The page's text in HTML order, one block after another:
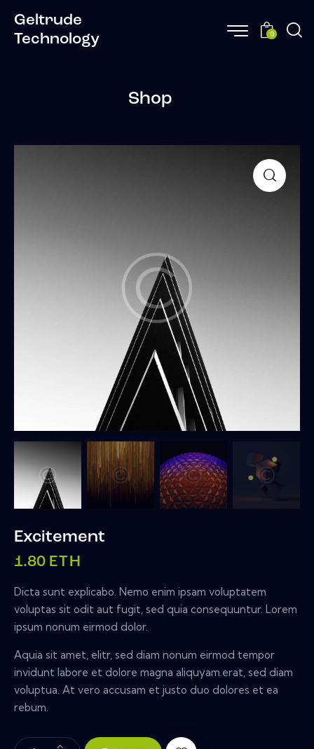
Geltrude
Technology
0
Shop
Excitement
1.80 ETH
Dicta sunt explicabo. Nemo enim ipsam voluptatem
voluptas sit odit aut fugit, sed quia consequuntur. Lorem
ipsum nonum eirmod dolor.
Aquia sit amet, elitr, sed diam nonum eirmod tempor
invidunt labore et dolore magna aliquyam.erat, sed diam
voluptua. At vero accusam et justo duo dolores et ea
rebum.